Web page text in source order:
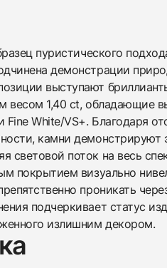
пуристического
демонстрации
выступают
весом 1,40 ct, обладающие
White/VS+. Благодаря
камни демонстрируют
световой поток на весь
покрытием визуально
проникать
подчеркивает статус
излишним декором.
Оставьте ваши
вами